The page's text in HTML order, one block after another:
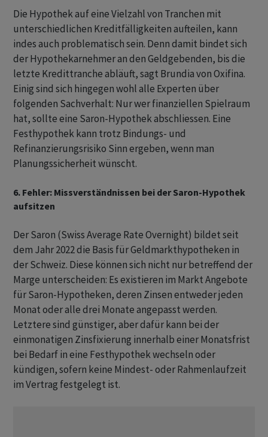
Die Hypothek auf eine Vielzahl von Tranchen mit
unterschiedlichen Kreditfälligkeiten aufteilen, kann
indes auch problematisch sein. Denn damit bindet sich
der Hypothekarnehmer an den Geldgebenden, bis die
letzte Kredittranche abläuft, sagt Brundia von Oxifina.
Einig sind sich hingegen wohl alle Experten über
folgenden Sachverhalt: Nur wer finanziellen Spielraum
hat, sollte eine Saron-Hypothek abschliessen. Eine
Festhypothek kann trotz Bindungs- und
Refinanzierungsrisiko Sinn ergeben, wenn man
Planungssicherheit wünscht.
6. Fehler: Missverständnissen bei der Saron-Hypothek
aufsitzen
Der Saron (Swiss Average Rate Overnight) bildet seit
dem Jahr 2022 die Basis für Geldmarkthypotheken in
der Schweiz. Diese können sich nicht nur betreffend der
Marge unterscheiden: Es existieren im Markt Angebote
für Saron-Hypotheken, deren Zinsen entweder jeden
Monat oder alle drei Monate angepasst werden.
Letztere sind günstiger, aber dafür kann bei der
einmonatigen Zinsfixierung innerhalb einer Monatsfrist
bei Bedarf in eine Festhypothek wechseln oder
kündigen, sofern keine Mindest- oder Rahmenlaufzeit
im Vertrag festgelegt ist.